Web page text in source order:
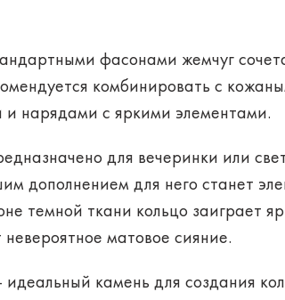
фасонами жемчуг
комбинировать с
нарядами с яркими элементами.
для вечеринки или
дополнением для него станет
темной ткани кольцо заиграет
матовое сияние.
камень для создания